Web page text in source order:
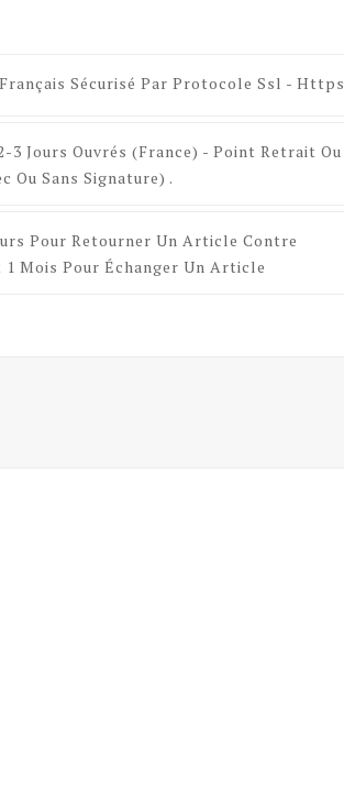
Sécurisé Par Protocole Ssl - Https
3 Jours Ouvrés (France) - Point Retrait Ou
Ou Sans Signature) .
Pour Retourner Un Article Contre
1 Mois Pour Échanger Un Article